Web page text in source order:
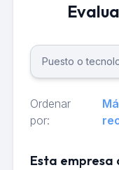
Ordenar
por:
Esta empresa